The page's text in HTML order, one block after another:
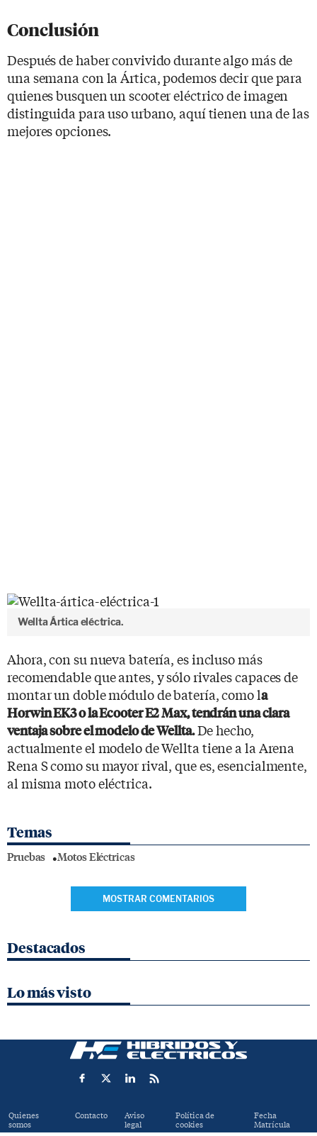
Conclusión
Después de haber convivido durante algo más de
una semana con la Ártica, podemos decir que para
quienes busquen un scooter eléctrico de imagen
distinguida para uso urbano, aquí tienen una de las
mejores opciones.
Wellta Ártica eléctrica.
Ahora, con su nueva batería, es incluso más
recomendable que antes, y sólo rivales capaces de
montar un doble módulo de batería, como la
Horwin EK3 o la Ecooter E2 Max, tendrán una clara
ventaja sobre el modelo de Wellta.De hecho,
actualmente el modelo de Wellta tiene a la Arena
Rena S como su mayor rival, que es, esencialmente,
al misma moto eléctrica.
Temas
Pruebas Motos Eléctricas
MOSTRAR COMENTARIOS
Destacados
Lo más visto
Quienes
somos
Contacto Aviso
legal
Política de
cookies
Fecha
Matrícula